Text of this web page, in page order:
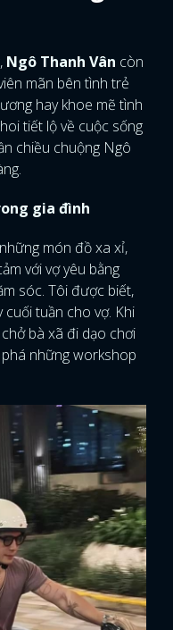
Ngô Thanh Vân còn
mãn bên tình trẻ
hay khoe mẽ tình
tiết lộ về cuộc sống
chiều chuộng Ngô
gia đình
món đồ xa xỉ,
với vợ yêu bằng
sóc. Tôi được biết,
cuối tuần cho vợ. Khi
bà xã đi dạo chơi
những workshop